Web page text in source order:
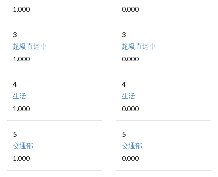
1.000
3
超級直達車
1.000
4
生活
1.000
5
交通部
1.000
0.000
3
超級直達車
0.000
4
生活
0.000
5
交通部
0.000